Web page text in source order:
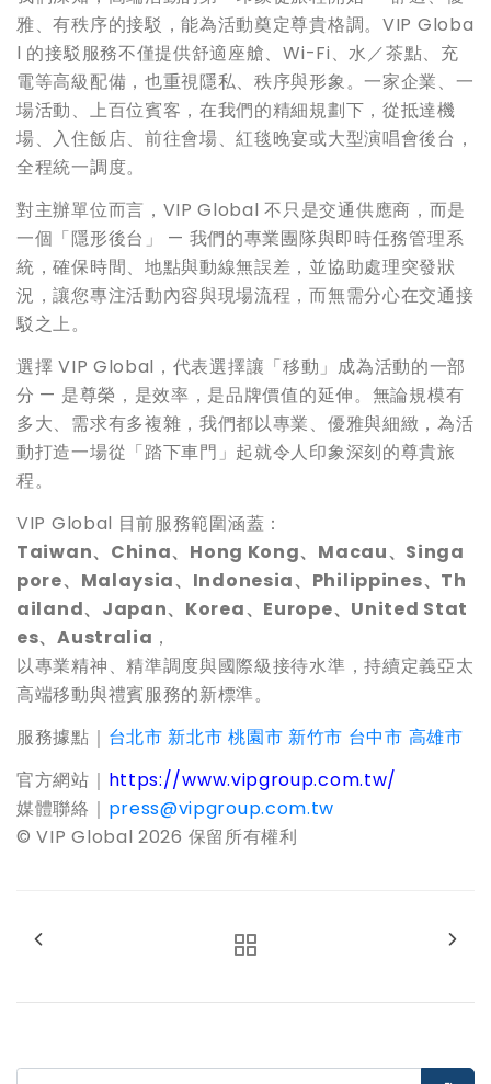
雅、有秩序的接駁，能為活動奠定尊貴格調。VIP Globa
l 的接駁服務不僅提供舒適座艙、Wi-Fi、水／茶點、充
電等高級配備，也重視隱私、秩序與形象。一家企業、一
場活動、上百位賓客，在我們的精細規劃下，從抵達機
場、入住飯店、前往會場、紅毯晚宴或大型演唱會後台，
全程統一調度。
對主辦單位而言，VIP Global 不只是交通供應商，而是
一個「隱形後台」 — 我們的專業團隊與即時任務管理系
統，確保時間、地點與動線無誤差，並協助處理突發狀
況，讓您專注活動內容與現場流程，而無需分心在交通接
駁之上。
選擇 VIP Global，代表選擇讓「移動」成為活動的一部
分 — 是尊榮，是效率，是品牌價值的延伸。無論規模有
多大、需求有多複雜，我們都以專業、優雅與細緻，為活
動打造一場從「踏下車門」起就令人印象深刻的尊貴旅
程。
VIP Global 目前服務範圍涵蓋：
Taiwan、China、Hong Kong、Macau、Singa
pore、Malaysia、Indonesia、Philippines、Th
ailand、Japan、Korea、Europe、United Stat
es、Australia ，
以專業精神、精準調度與國際級接待水準，持續定義亞太
高端移動與禮賓服務的新標準。
服務據點｜ 台北市 新北市 桃園市 新竹市 台中市 高雄市
官方網站｜ https://www.vipgroup.com.tw/
媒體聯絡｜ press@vipgroup.com.tw
© VIP Global 2026 保留所有權利